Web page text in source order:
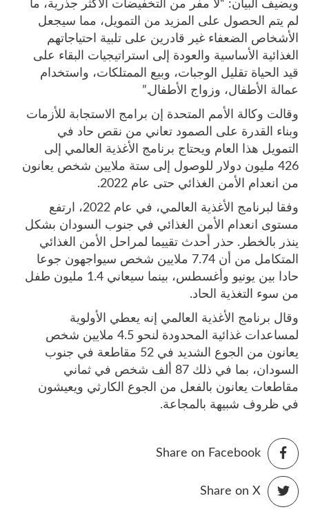
ويضيف البيان: “لا مفر من التخفيضات الأكثر جذرية، ما
لم يتم الحصول على المزيد من التمويل، مما سيجعل
الأشخاص الضعفاء غير قادرين على تلبية احتياجاتهم
الغذائية الأساسية والعودة إلى استراتيجيات البقاء على
قيد الحياة تقليل الوجبات، وبيع الممتلكات، واستخدام
عمالة الأطفال، وزواج الأطفال.”
وقالت وكالة الأمم المتحدة إن برامج الاستجابة للأزمات
وبناء القدرة على الصمود تعاني من نقص حاد في
التمويل هذا العام ويحتاج برنامج الأغذية العالمي إلى
426 مليون دولار للوصول إلى ستة ملايين شخص يعانون
من انعدام الأمن الغذائي حتى عام 2022.
وفقا لبرنامج الأغذية العالمي، في عام 2022، ارتفع
مستوى انعدام الأمن الغذائي في جنوب السودان بشكل
ينذر بالخطر. حذر أحدث تقييما لمراحل الأمن الغذائي
المتكامل من أن 7.74 ملايين شخص سيواجهون جوعا
حادا بين يونيو وأغسطس، بينما سيعاني 1.4 مليون طفل
من سوء التغذية الحاد.
وقال برنامج الأغذية العالمي إنه يعطي الأولوية
لمساعدات غذائية المحدودة لنحو 4.5 ملايين شخص
يعانون من الجوع الشديد في 52 مقاطعة في جنوب
السودان، بما في ذلك 87 ألف شخص في ثماني
مقاطعات يعانون بالفعل من الجوع الكارثي ويعيشون
في ظروف شبيهة بالمجاعة.
Share on Facebook
Share on X